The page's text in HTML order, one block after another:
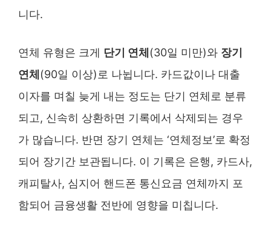
니다.
연체 유형은 크게 단기 연체 (30일 미만)와 장기
연체 (90일 이상)로 나뉩니다. 카드값이나 대출
이자를 며칠 늦게 내는 정도는 단기 연체로 분류
되고, 신속히 상환하면 기록에서 삭제되는 경우
가 많습니다. 반면 장기 연체는 ‘연체정보’로 확정
되어 장기간 보관됩니다. 이 기록은 은행, 카드사,
캐피탈사, 심지어 핸드폰 통신요금 연체까지 포
함되어 금융생활 전반에 영향을 미칩니다.